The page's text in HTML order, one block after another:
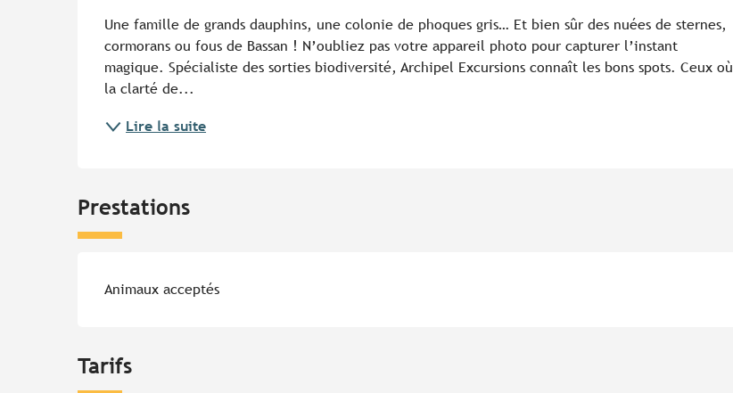
Une famille de grands dauphins, une colonie de phoques gris… Et bien sûr des nuées de sternes,
cormorans ou fous de Bassan ! N’oubliez pas votre appareil photo pour capturer l’instant
magique. Spécialiste des sorties biodiversité, Archipel Excursions connaît les bons spots. Ceux où
la clarté de...
Lire la suite
Prestations
Animaux acceptés
Tarifs